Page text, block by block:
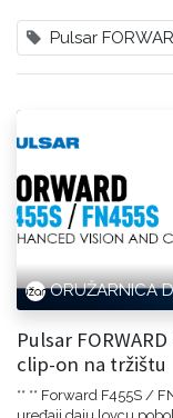
Pulsar
ORUŽARNICA
Pulsar
clip-on na tržištu
** ** Forward F455S /